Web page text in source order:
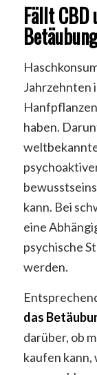
Fällt CBD
Jahrzehnten
haben.
kann. Bei
eine
psychische
werden.
das
darüber, ob
kaufen